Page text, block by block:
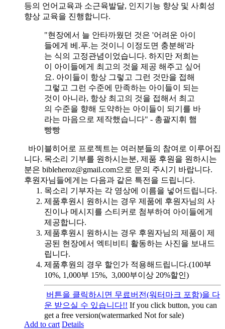
등의 언어교육과 소근육발달, 인지기능 향상 및 사회성
향상 교육을 진행합니다.
"현장에서 늘 안타까웠던 것은 '어려운 아이
들에게 베.푸.는 것이니 이정도면 충분해'라
는 식의 고정관념이었습니다. 하지만 저희는
이 아이들에게 최고의 것을 제공 해주고 싶어
요. 아이들이 항상 그렇고 그런 것만을 접해
그렇고 그런 수준에 만족하는 아이들이 되는
것이 아니라, 항상 최고의 것을 접해서 최고
의 수준을 향해 도약하는 아이들이 되기를 바
라는 마음으로 제작했습니다" - 총괄지휘 햄
빵빵
바이블히어로 프로젝트는 여러분들의 참여로 이루어집
니다. 목소리 기부를 원하시는분, 제품 후원을 원하시는
분은 bibleheroz@gmail.com으로 문의 주시기 바랍니다.
후원자님들에게는 다음과 같은 특전을 드립니다.
목소리 기부자는 각 영상에 이름을 넣어드립니다.
제품후원시 원하시는 경우 제품에 후원자님의 사
진이나 메시지를 스티커로 첨부하여 아이들에게
제공합니다.
제품후원시 원하시는 경우 후원자님의 제품이 제
공된 현장에서 엑티비티 활동하는 사진을 보내드
립니다.
제품후원의 경우 할인가 적용해드립니다.(100부
10%, 1,000부 15%, 3,000부이상 20%할인)
버튼을 클릭하시면 무료버전(워터마크 포함)을 다
운 받으실 수 있습니다!! If you click button, you can
get a free version(watermarked Not for sale)
Add to cart Details